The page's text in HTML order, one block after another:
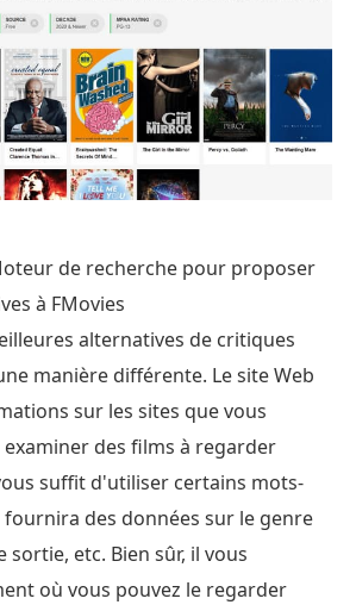
de recherche pour proposer
à FMovies
alternatives de critiques
manière différente. Le site Web
sur les sites que vous
des films à regarder
suffit d'utiliser certains mots-
fournira des données sur le genre
sortie, etc. Bien sûr, il vous
où vous pouvez le regarder